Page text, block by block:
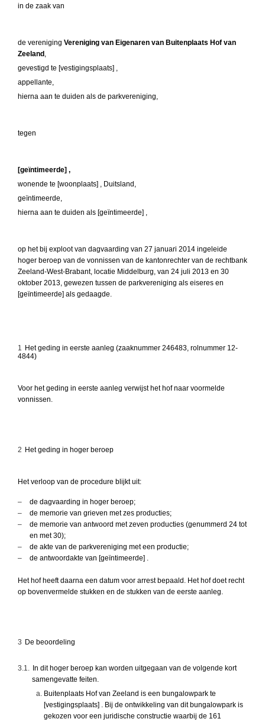
in de zaak van
de vereniging Vereniging van Eigenaren van Buitenplaats Hof van
Zeeland ,
gevestigd te [vestigingsplaats] ,
appellante,
hierna aan te duiden als de parkvereniging,
tegen
[geïntimeerde] ,
wonende te [woonplaats] , Duitsland,
geïntimeerde,
hierna aan te duiden als [geïntimeerde] ,
op het bij exploot van dagvaarding van 27 januari 2014 ingeleide
hoger beroep van de vonnissen van de kantonrechter van de rechtbank
Zeeland-West-Brabant, locatie Middelburg, van 24 juli 2013 en 30
oktober 2013, gewezen tussen de parkvereniging als eiseres en
[geïntimeerde] als gedaagde.
1 Het geding in eerste aanleg (zaaknummer 246483, rolnummer 12-
4844)
Voor het geding in eerste aanleg verwijst het hof naar voormelde
vonnissen.
2 Het geding in hoger beroep
Het verloop van de procedure blijkt uit:
–
de dagvaarding in hoger beroep;
–
de memorie van grieven met zes producties;
–
de memorie van antwoord met zeven producties (genummerd 24 tot
en met 30);
–
de akte van de parkvereniging met een productie;
–
de antwoordakte van [geïntimeerde] .
Het hof heeft daarna een datum voor arrest bepaald. Het hof doet recht
op bovenvermelde stukken en de stukken van de eerste aanleg.
3 De beoordeling
3.1.
In dit hoger beroep kan worden uitgegaan van de volgende kort
samengevatte feiten.
Buitenplaats Hof van Zeeland is een bungalowpark te
[vestigingsplaats] . Bij de ontwikkeling van dit bungalowpark is
gekozen voor een juridische constructie waarbij de 161